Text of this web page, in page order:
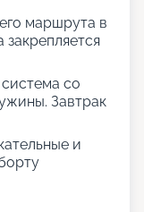
маршрута в
со
Завтрак
и